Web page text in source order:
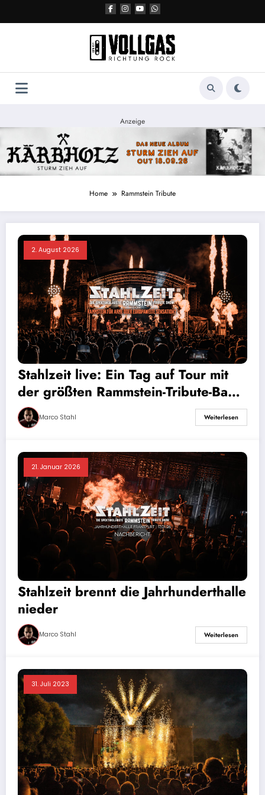
Anzeige
Home Rammstein Tribute
2. August 2026
Stahlzeit live: Ein Tag auf Tour mit
der größten Rammstein-Tribute-Band
der Welt
Marco Stahl Weiterlesen
21. Januar 2026
Stahlzeit brennt die Jahrhunderthalle
nieder
Marco Stahl Weiterlesen
31. Juli 2023